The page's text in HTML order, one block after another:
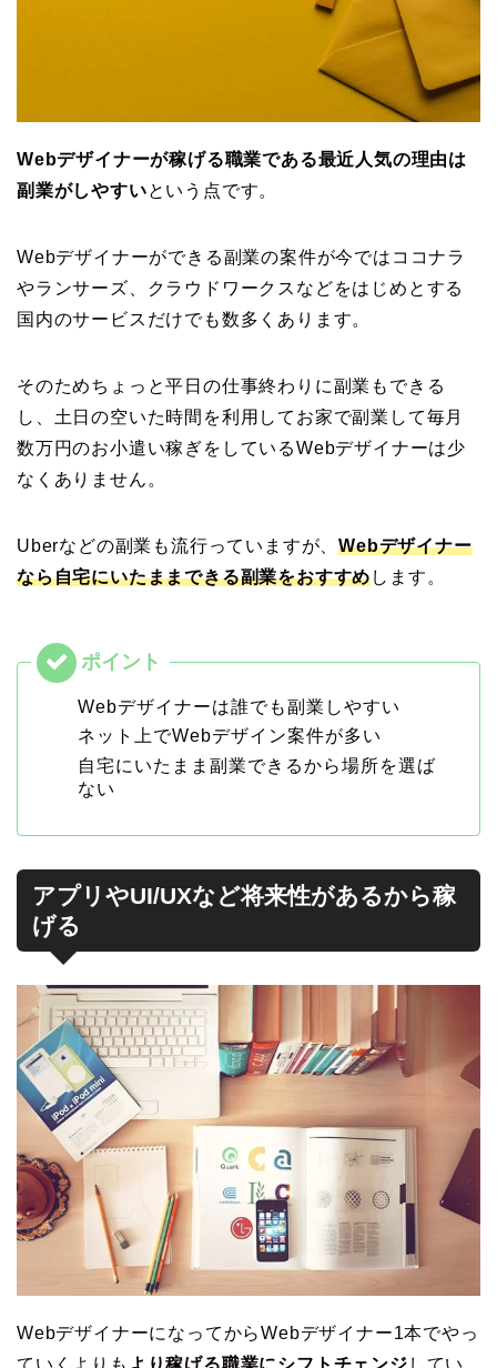
Webデザイナーが稼げる職業である最近人気の理由は
副業がしやすいという点です。
Webデザイナーができる副業の案件が今ではココナラ
やランサーズ、クラウドワークスなどをはじめとする
国内のサービスだけでも数多くあります。
そのためちょっと平日の仕事終わりに副業もできる
し、土日の空いた時間を利用してお家で副業して毎月
数万円のお小遣い稼ぎをしているWebデザイナーは少
なくありません。
Uberなどの副業も流行っていますが、Webデザイナー
なら自宅にいたままできる副業をおすすめします。
Webデザイナーは誰でも副業しやすい
ネット上でWebデザイン案件が多い
自宅にいたまま副業できるから場所を選ば
ない
アプリやUI/UXなど将来性があるから稼
げる
WebデザイナーになってからWebデザイナー1本でやっ